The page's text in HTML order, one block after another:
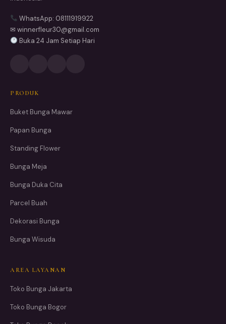
WhatsApp: 08111919922
✉ winnerfleur30@gmail.com
Buka 24 Jam Setiap Hari
PRODUK
Buket Bunga Mawar
Papan Bunga
Standing Flower
Bunga Meja
Bunga Duka Cita
Parcel Buah
Dekorasi Bunga
Bunga Wisuda
AREA LAYANAN
Toko Bunga Jakarta
Toko Bunga Bogor